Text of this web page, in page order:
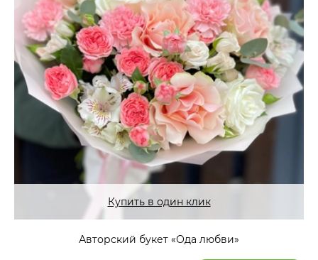
Купить в один клик
Авторский букет «Ода любви»